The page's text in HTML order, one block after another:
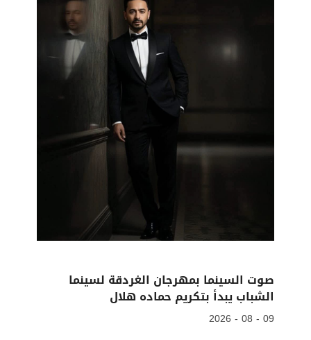
صوت السينما بمهرجان الغردقة لسينما
الشباب يبدأ بتكريم حماده هلال
09 - 08 - 2026